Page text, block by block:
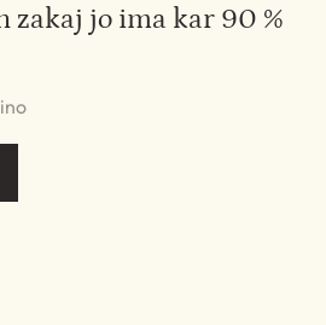
zakaj jo ima kar 90 %